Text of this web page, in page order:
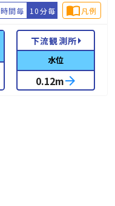
時間毎 10分毎 import_contacts凡例
下流観測所arrow_right
水位
0.12marrow_forward